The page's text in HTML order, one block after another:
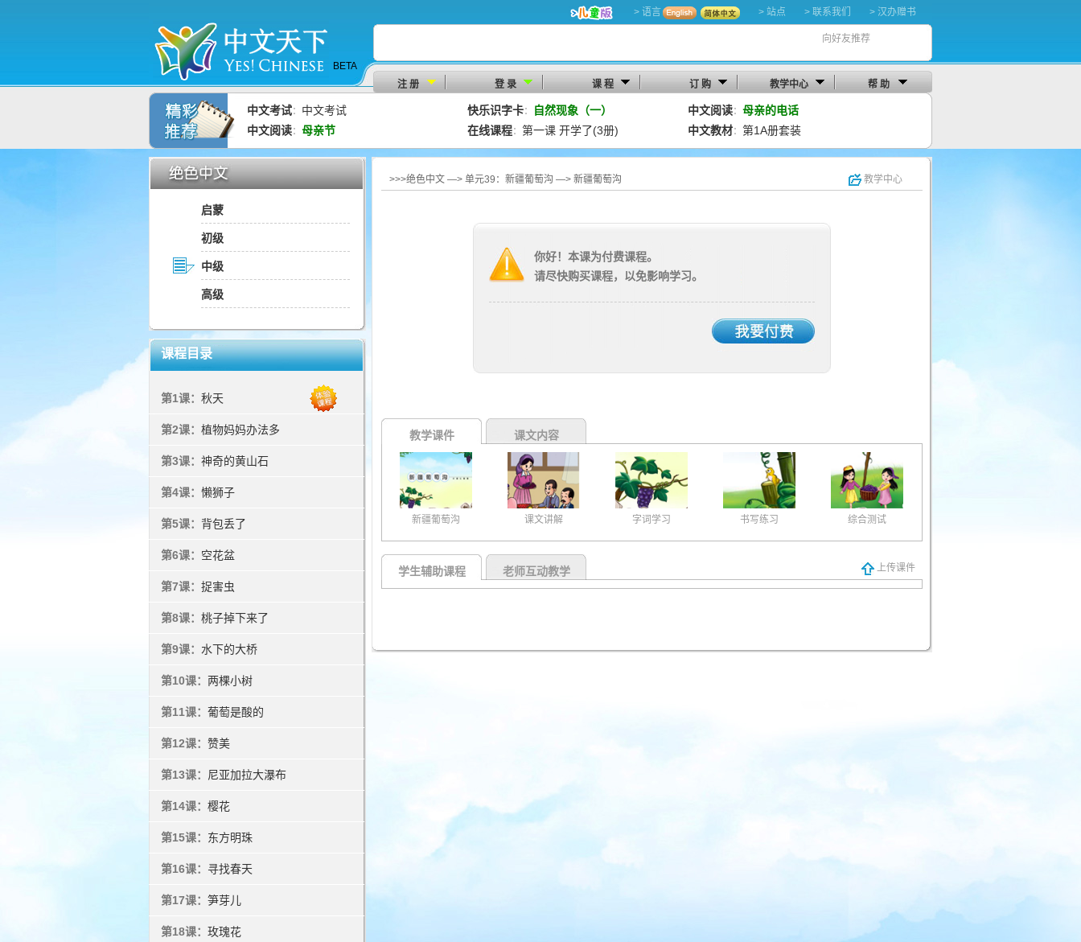
BETA
> 语言 > 站点 > 联系我们 > 汉办赠书
向好友推荐
注 册 登 录 课 程 订 购 教学中心 帮 助
中文考试： 中文考试 快乐识字卡： 自然现象（一） 中文阅读： 母亲的电话
中文阅读： 母亲节 在线课程： 第一课 开学了(3册) 中文教材： 第1A册套装
启蒙
初级
中级
高级
课程目录
第1课： 秋天
第2课： 植物妈妈办法多
第3课： 神奇的黄山石
第4课： 懒狮子
第5课： 背包丢了
第6课： 空花盆
第7课： 捉害虫
第8课： 桃子掉下来了
第9课： 水下的大桥
第10课： 两棵小树
第11课： 葡萄是酸的
第12课： 赞美
第13课： 尼亚加拉大瀑布
第14课： 樱花
第15课： 东方明珠
第16课： 寻找春天
第17课： 笋芽儿
第18课： 玫瑰花
>>>绝色中文 —> 单元39：新疆葡萄沟 —> 新疆葡萄沟 教学中心
你好！本课为付费课程。
请尽快购买课程，以免影响学习。
教学课件 课文内容
新疆葡萄沟 课文讲解 字词学习 书写练习 综合测试
学生辅助课程 老师互动教学 上传课件